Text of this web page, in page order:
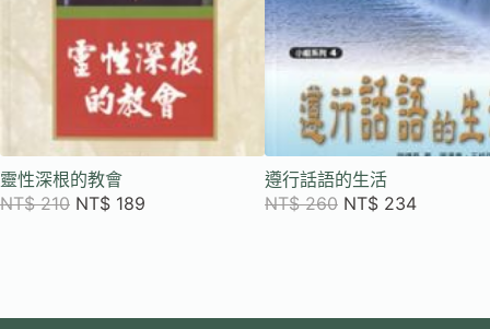
靈性深根的教會
NT$210 NT$ 189
遵行話語的生活
NT$260 NT$234